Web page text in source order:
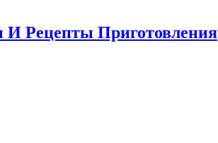
Рецепты Приготовления